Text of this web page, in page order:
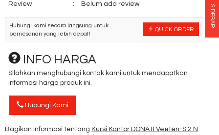
Review : Belum ada review
QUICK ORDER
Hubungi kami secara langsung untuk
pemesanan yang lebih cepat!
INFO HARGA
Silahkan menghubungi kontak kami untuk mendapatkan
informasi harga produk ini.
Hubungi Kami
Bagikan informasi tentang Kursi Kantor DONATI Veeten-S 2 N
SIDEBAR